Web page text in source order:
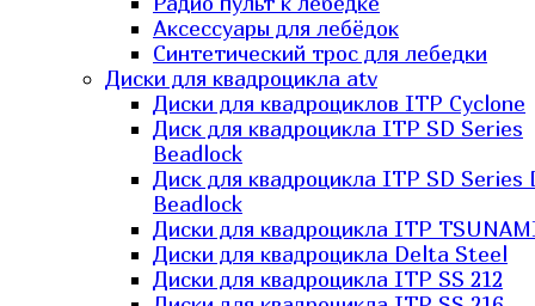
Аксессуары для лебёдок
Синтетический трос для лебедки
Диски для квадроцикла atv
Диски для квадроциклов ITP Cyclone
Диск для квадроцикла ITP SD Series
Beadlock
Диск для квадроцикла ITP SD Series
Beadlock
Диски для квадроцикла ITP
Диски для квадроцикла Delta Steel
Диски для квадроцикла ITP SS 212